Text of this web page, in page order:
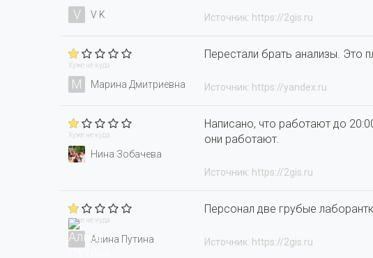
V V K Источник: https://2gis.ru
Хуже не куда
М Марина Дмитриевна
Перестали брать анализы. Это
Источник: https://yandex.ru
Хуже не куда
Нина Зобачева
Написано, что работают до
они работают.
Источник: https://2gis.ru
Хуже не куда
Алина Путина
Персонал две грубые
Источник: https://2gis.ru